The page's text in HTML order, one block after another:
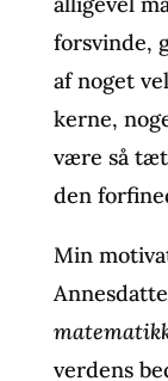
forsvinde,
af noget
kerne,
være så tæt
den
Min
verdens